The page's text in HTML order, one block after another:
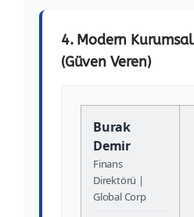
4. Modern Kurumsal
(Güven Veren)
Burak
Demir
Finans
Direktörü |
Global Corp